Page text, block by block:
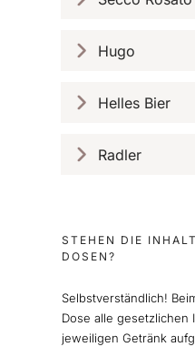
Hugo
Helles Bier
Radler
STEHEN DIE
DOSEN?
Selbstverständlich!
Dose alle gesetzlichen
jeweiligen Getränk